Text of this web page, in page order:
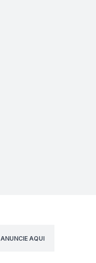
ANUNCIE AQUI